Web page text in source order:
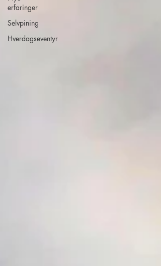
erfaringer
Selvpining
Hverdagseventyr